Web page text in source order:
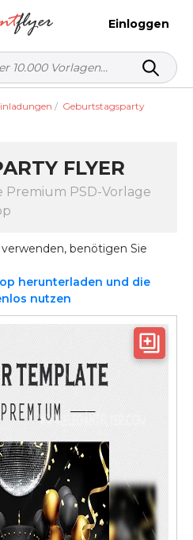
Einloggen
/ Geburtstagsparty
FLYER
Premium PSD-Vorlage
benötigen Sie
herunterladen und die
nutzen